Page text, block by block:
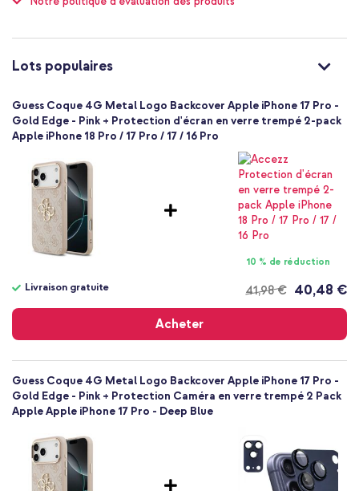
pour la coque arrière 4G Metal Logo de Guess !
3666339521776
Guess
Rose
Peut contenir des traces de BPA,
Peut contenir des traces de plomb
Plastique
Coque, Coque rigide
100
Lots populaires
Guess Coque 4G Metal Logo Backcover Apple iPhone 17 Pro -
Gold Edge - Pink + Protection d'écran en verre trempé 2-pack
Apple iPhone 18 Pro / 17 Pro / 17 / 16 Pro
10 % de réduction
41,98 €
Livraison gratuite 40,48 €
Acheter
gratuite
Guess Coque 4G Metal Logo Backcover Apple iPhone 17 Pro -
Gold Edge - Pink + Protection Caméra en verre trempé 2 Pack
Apple Apple iPhone 17 Pro - Deep Blue